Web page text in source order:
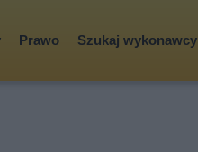
Prawo Szukaj wykonawcy